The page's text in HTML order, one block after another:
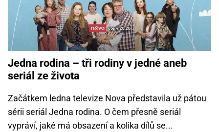
Jedna rodina – tři rodiny v jedné aneb
seriál ze života
Začátkem ledna televize Nova představila už pátou
sérii seriál Jedna rodina. O čem přesně seriál
vypráví, jaké má obsazení a kolika dílů se...